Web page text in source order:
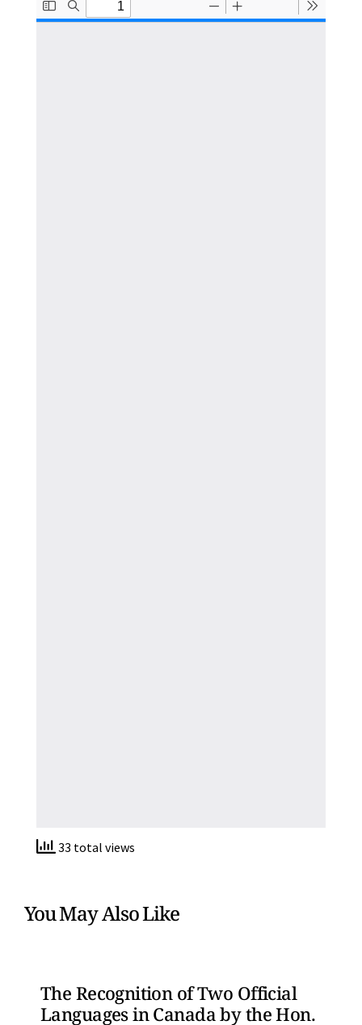
33 total views
You May Also Like
The Recognition of Two Official
Languages in Canada by the Hon.